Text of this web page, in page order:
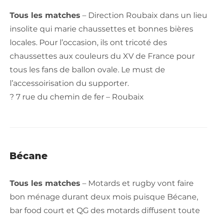
Tous les matches – Direction Roubaix dans un lieu
insolite qui marie chaussettes et bonnes bières
locales. Pour l’occasion, ils ont tricoté des
chaussettes aux couleurs du XV de France pour
tous les fans de ballon ovale. Le must de
l’accessoirisation du supporter.
? 7 rue du chemin de fer – Roubaix
Bécane
Tous les matches – Motards et rugby vont faire
bon ménage durant deux mois puisque Bécane,
bar food court et QG des motards diffusent toute